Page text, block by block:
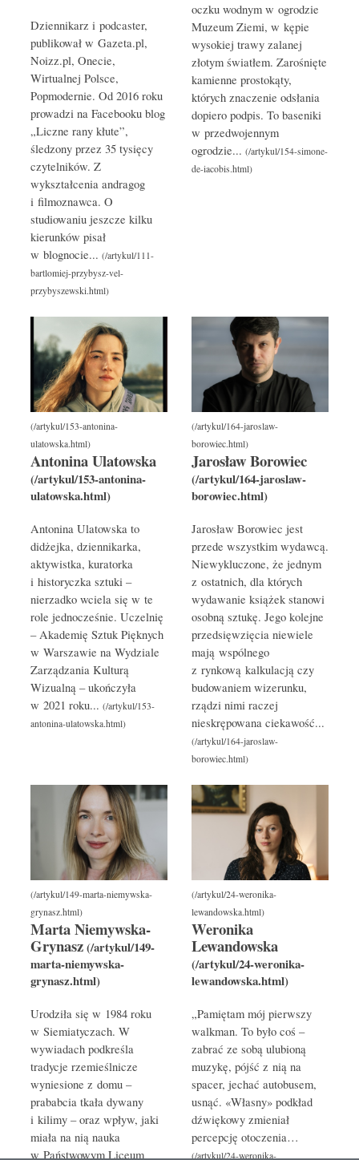
Dziennikarz i podcaster,
publikował w Gazeta.pl,
Noizz.pl, Onecie,
Wirtualnej Polsce,
Popmodernie. Od 2016 roku
prowadzi na Facebooku blog
„Liczne rany kłute”,
śledzony przez 35 tysięcy
czytelników. Z
wykształcenia andragog
i filmoznawca. O
studiowaniu jeszcze kilku
kierunków pisał
w blognocie...
oczku wodnym w ogrodzie
Muzeum Ziemi, w kępie
wysokiej trawy zalanej
złotym światłem. Zarośnięte
kamienne prostokąty,
których znaczenie odsłania
dopiero podpis. To baseniki
w przedwojennym
ogrodzie...
Antonina Ulatowska
Antonina Ulatowska to
didżejka, dziennikarka,
aktywistka, kuratorka
i historyczka sztuki –
nierzadko wciela się w te
role jednocześnie. Uczelnię
– Akademię Sztuk Pięknych
w Warszawie na Wydziale
Zarządzania Kulturą
Wizualną – ukończyła
w 2021 roku...
Jarosław Borowiec
Jarosław Borowiec jest
przede wszystkim wydawcą.
Niewykluczone, że jednym
z ostatnich, dla których
wydawanie książek stanowi
osobną sztukę. Jego kolejne
przedsięwzięcia niewiele
mają wspólnego
z rynkową kalkulacją czy
budowaniem wizerunku,
rządzi nimi raczej
nieskrępowana ciekawość...
Marta Niemywska-
Grynasz
Urodziła się w 1984 roku
w Siemiatyczach. W
wywiadach podkreśla
tradycje rzemieślnicze
wyniesione z domu –
prababcia tkała dywany
i kilimy – oraz wpływ, jaki
miała na nią nauka
w Państwowym Liceum
Weronika
Lewandowska
„Pamiętam mój pierwszy
walkman. To było coś –
zabrać ze sobą ulubioną
muzykę, pójść z nią na
spacer, jechać autobusem,
usnąć. «Własny» podkład
dźwiękowy zmieniał
percepcję otoczenia…